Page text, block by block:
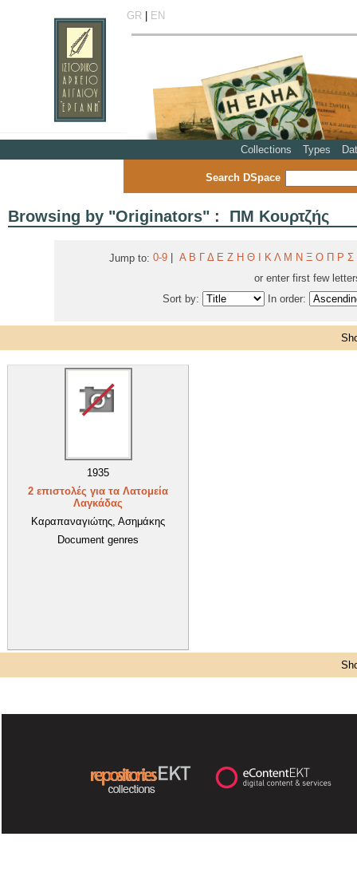
GR| EN
Collections Types
Search DSpace
Browsing by "Originators" : ΠΜ Κουρτζής
Jump to: 0-9 Α Β Γ Δ Ε Ζ Η Θ Κ Λ Μ Ν Ξ Ο Π Ρ Σ
or enter first few
Sort by:
In order:
1935
2 επιστολές για τα Λατομεία
Λαγκάδας
Καραπαναγιώτης, Ασημάκης
Document genres